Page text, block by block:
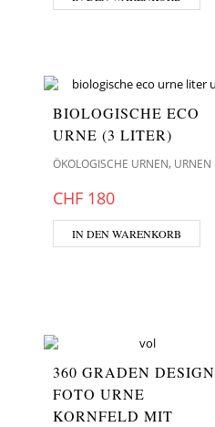
BIOLOGISCHE ECO
URNE (3 LITER)
ÖKOLOGISCHE URNEN, URNEN
CHF 180
IN DEN WARENKORB
360 GRADEN DESIGN
FOTO URNE
KORNFELD MIT